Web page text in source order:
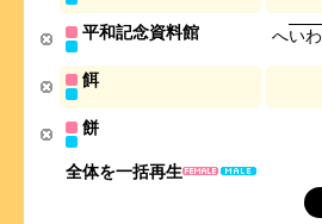
全体を一括再生
平和記念資料館 へいわ
餌
餅